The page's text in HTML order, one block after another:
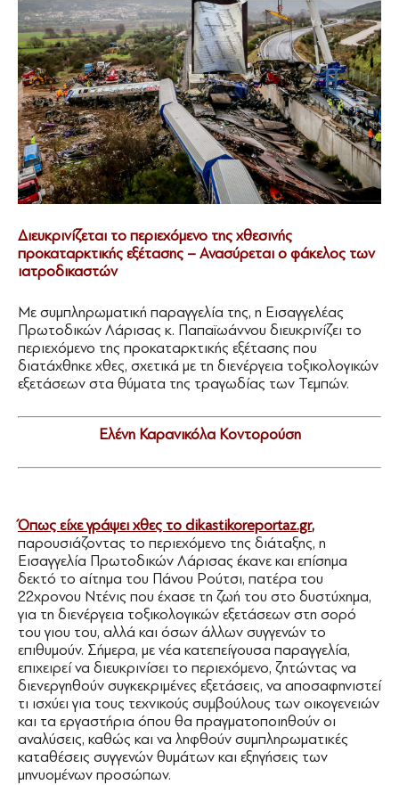
Διευκρινίζεται το περιεχόμενο της χθεσινής
προκαταρκτικής εξέτασης – Ανασύρεται ο φάκελος των
ιατροδικαστών
Με συμπληρωματική παραγγελία της, η Εισαγγελέας
Πρωτοδικών Λάρισας κ. Παπαϊωάννου διευκρινίζει το
περιεχόμενο της προκαταρκτικής εξέτασης που
διατάχθηκε χθες, σχετικά με τη διενέργεια τοξικολογικών
εξετάσεων στα θύματα της τραγωδίας των Τεμπών.
Ελένη Καρανικόλα Κοντορούση
Όπως είχε γράψει χθες το dikastikoreportaz.gr,
παρουσιάζοντας το περιεχόμενο της διάταξης, η
Εισαγγελία Πρωτοδικών Λάρισας έκανε και επίσημα
δεκτό το αίτημα του Πάνου Ρούτσι, πατέρα του
22χρονου Ντένις που έχασε τη ζωή του στο δυστύχημα,
για τη διενέργεια τοξικολογικών εξετάσεων στη σορό
του γιου του, αλλά και όσων άλλων συγγενών το
επιθυμούν. Σήμερα, με νέα κατεπείγουσα παραγγελία,
επιχειρεί να διευκρινίσει το περιεχόμενο, ζητώντας να
διενεργηθούν συγκεκριμένες εξετάσεις, να αποσαφηνιστεί
τι ισχύει για τους τεχνικούς συμβούλους των οικογενειών
και τα εργαστήρια όπου θα πραγματοποιηθούν οι
αναλύσεις, καθώς και να ληφθούν συμπληρωματικές
καταθέσεις συγγενών θυμάτων και εξηγήσεις των
μηνυομένων προσώπων.